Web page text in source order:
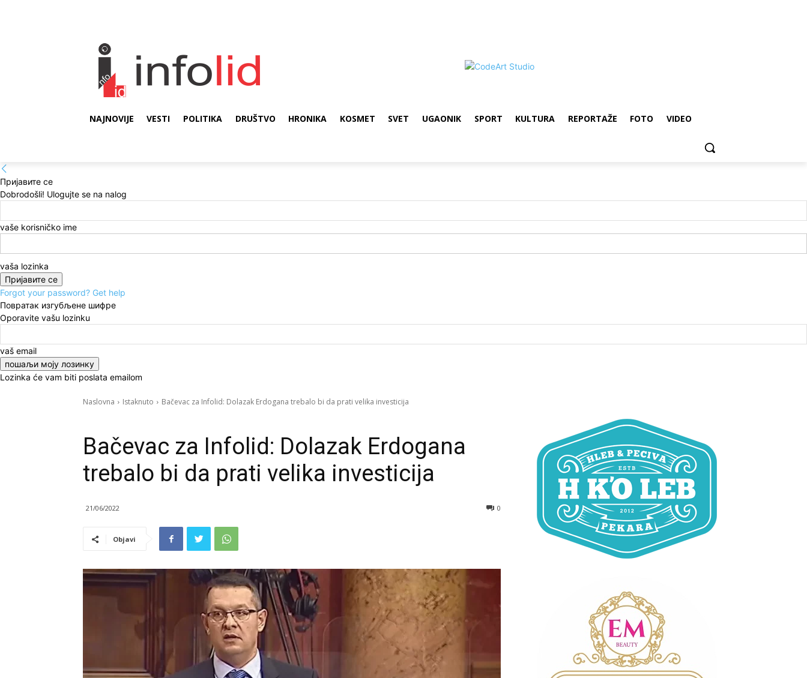
NAJNOVIJE VESTI POLITIKA DRUŠTVO HRONIKA KOSMET SVET UGAONIK SPORT KULTURA REPORTAŽE FOTO VIDEO
Пријавите се
Dobrodošli! Ulogujte se na nalog
vaše korisničko ime
vaša lozinka
Forgot your password? Get help
Повратак изгубљене шифре
Oporavite vašu lozinku
vaš email
Lozinka će vam biti poslata emailom
Naslovna Istaknuto Bačevac za Infolid: Dolazak Erdogana trebalo bi da prati velika investicija
Bačevac za Infolid: Dolazak Erdogana
trebalo bi da prati velika investicija
21/06/2022 0
Objavi